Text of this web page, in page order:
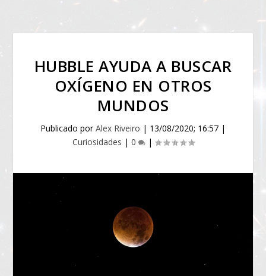
HUBBLE AYUDA A BUSCAR
OXÍGENO EN OTROS
MUNDOS
Publicado porAlex Riveiro | 13/08/2020; 16:57 |
Curiosidades | 0 |